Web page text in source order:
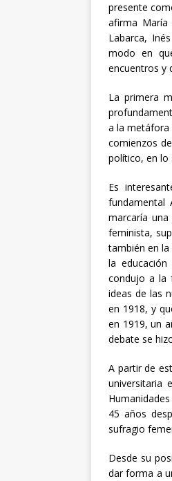
presente
afirma María
Labarca,
modo en
encuentros y
La primera
a la metáfora
comienzos
político, en lo
Es
fundamental
marcaría
feminista,
también en
la
condujo a la
ideas de las
en 1918, y
en 1919, un
debate se
A partir de
universitaria
45 años
sufragio
Desde su
dar forma a